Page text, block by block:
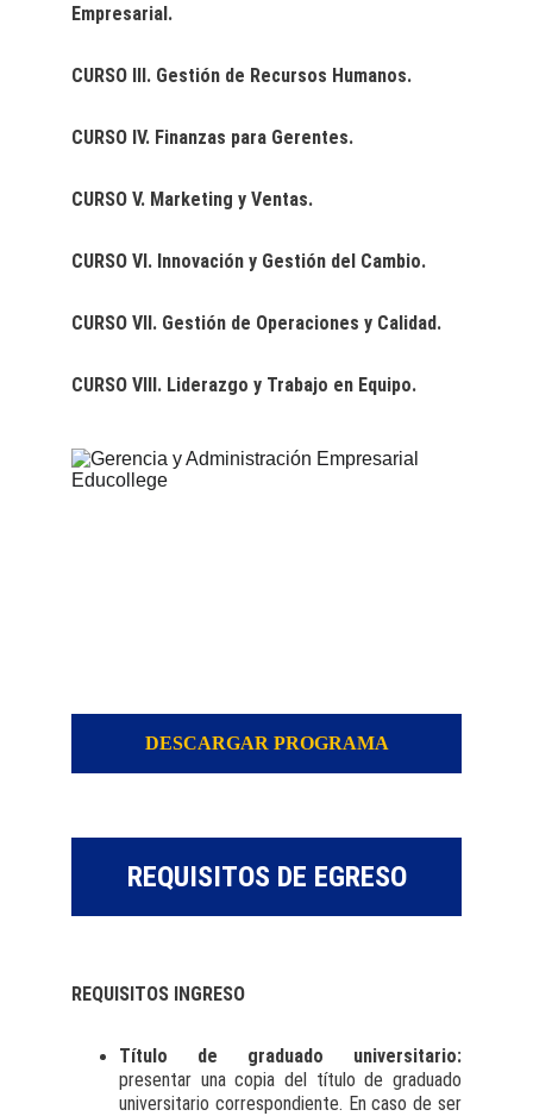
Empresarial.
CURSO III. Gestión de Recursos Humanos.
CURSO IV. Finanzas para Gerentes.
CURSO V. Marketing y Ventas.
CURSO VI. Innovación y Gestión del Cambio.
CURSO VII. Gestión de Operaciones y Calidad.
CURSO VIII. Liderazgo y Trabajo en Equipo.
DESCARGAR PROGRAMA
REQUISITOS DE EGRESO
REQUISITOS INGRESO
Título de graduado universitario:
presentar una copia del título de graduado
universitario correspondiente. En caso de ser